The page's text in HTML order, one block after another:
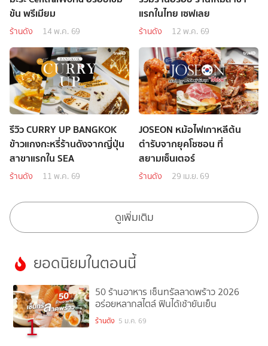
ข้น พรีเมียม
ร้านดัง 14 พ.ค. 69
แรกในไทย เซฟเลย
ร้านดัง 12 พ.ค. 69
รีวิว CURRY UP BANGKOK
ข้าวแกงกะหรี่ร้านดังจากญี่ปุ่น
สาขาแรกใน SEA
ร้านดัง 11 พ.ค. 69
JOSEON หม้อไฟเกาหลีต้น
ตำรับจากยุคโชซอน ที่
สยามเซ็นเตอร์
ร้านดัง 29 เม.ย. 69
ดูเพิ่มเติม
ยอดนิยมในตอนนี้
1
50 ร้านอาหาร เซ็นทรัลลาดพร้าว 2026
อร่อยหลากสไตล์ ฟินได้เช้ายันเย็น
ร้านดัง 5 ม.ค. 69